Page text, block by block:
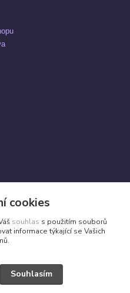
cookies
souhlas s použitím souborů
informace týkající se Vašich
Souhlasím